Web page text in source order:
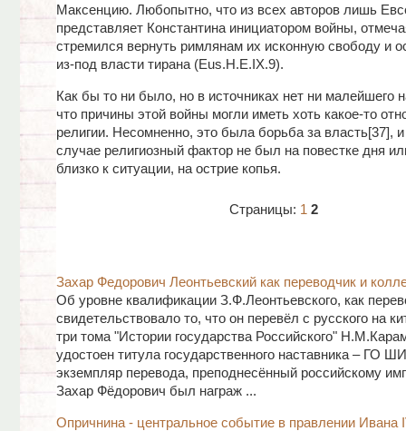
Максенцию. Любопытно, что из всех авторов лишь
представляет Константина инициатором войны,
стремился вернуть римлянам их исконную свободу и
из-под власти тирана (Eus.H.E.IX.9).
Как бы то ни было, но в источниках нет ни малейшего
что причины этой войны могли иметь хоть какое-то
религии. Несомненно, это была борьба за власть[37],
случае религиозный фактор не был на повестке дня
близко к ситуации, на острие копья.
Страницы: 1 2
Захар Федорович Леонтьевский как переводчик и
Об уровне квалификации З.Ф.Леонтьевского, как
свидетельствовало то, что он перевёл с русского на
три тома "Истории государства Российского"
удостоен титула государственного наставника – ГО
экземпляр перевода, преподнесённый российскому
Захар Фёдорович был награж ...
Опричнина - центральное событие в правлении Ивана